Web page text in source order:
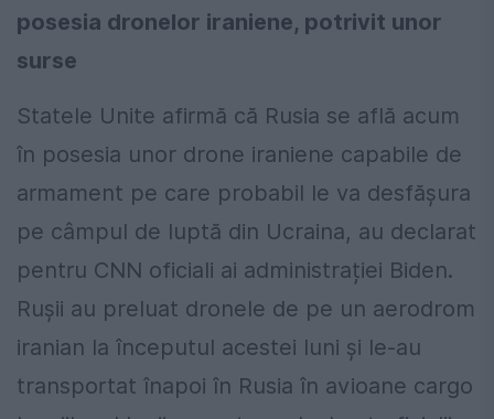
posesia dronelor iraniene, potrivit unor
surse
Statele Unite afirmă că Rusia se află acum
în posesia unor drone iraniene capabile de
armament pe care probabil le va desfășura
pe câmpul de luptă din Ucraina, au declarat
pentru CNN oficiali ai administrației Biden.
Rușii au preluat dronele de pe un aerodrom
iranian la începutul acestei luni și le-au
transportat înapoi în Rusia în avioane cargo